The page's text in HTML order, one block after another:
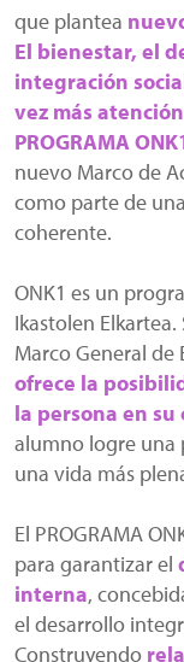
que plantea
El bienestar, el
integración
vez más atención
PROGRAMA
nuevo Marco de
como parte de
coherente.
ONK1 es un
Ikastolen Elkartea.
Marco General de
ofrece la
la persona en
alumno logre una
una vida más
El PROGRAMA
para garantizar el
interna,
el desarrollo
Construyendo